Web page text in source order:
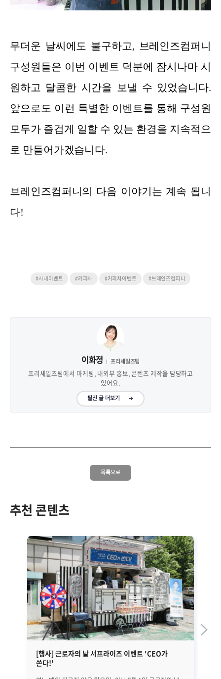
무더운 날씨에도 불구하고, 브레인즈컴퍼니
구성원들은 이번 이벤트 덕분에 잠시나마 시
원하고 달콤한 시간을 보낼 수 있었습니다.
앞으로도 이런 특별한 이벤트를 통해 구성원
모두가 즐겁게 일할 수 있는 환경을 지속적으
로 만들어가겠습니다.
브레인즈컴퍼니의 다음 이야기는 계속 됩니
다!
#사내이벤트 #커피차 #커피차이벤트 #브레인즈컴퍼니
이화정 프리세일즈팀
프리세일즈팀에서 마케팅, 내외부 홍보, 콘텐츠 제작을 담당하고
있어요.
필진 글 더보기
목록으로
추천 콘텐츠
[행사] 근로자의 날 서프라이즈 이벤트 'CEO가
쏜다!'